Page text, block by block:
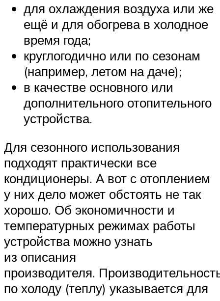
для охлаждения воздуха или же
ещё и для обогрева в холодное
время года;
круглогодично или по сезонам
(например, летом на даче);
в качестве основного или
дополнительного отопительного
устройства.
Для сезонного использования
подходят практически все
кондиционеры. А вот с отоплением
у них дело может обстоять не так
хорошо. Об экономичности и
температурных режимах работы
устройства можно узнать
из описания
производителя.
по холоду (теплу) указывается для